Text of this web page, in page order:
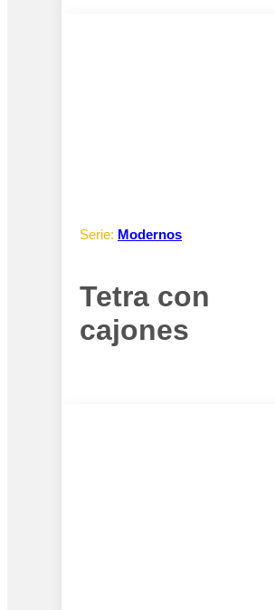
Serie: Modernos
Tetra con
cajones